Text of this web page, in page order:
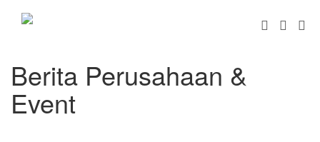
Berita Perusahaan &
Event